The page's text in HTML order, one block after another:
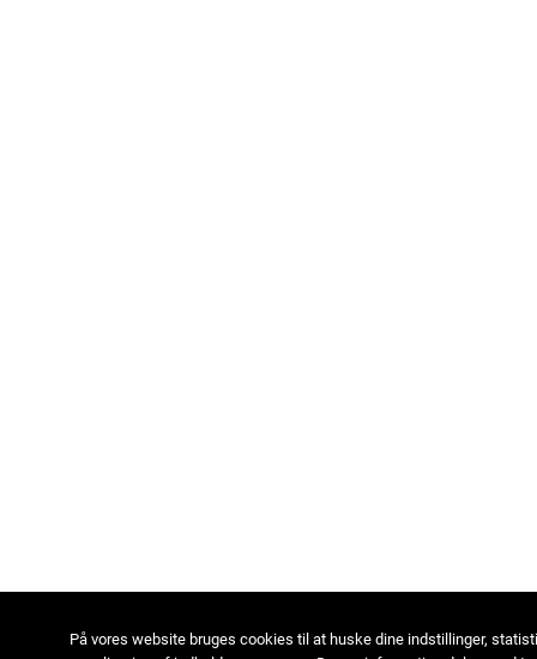
På vores website bruges cookies til at huske dine indstillinger,